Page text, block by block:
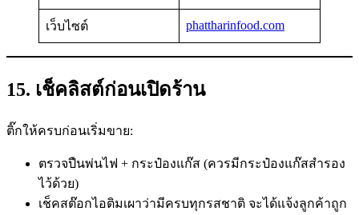
เว็บไซต์ phattharinfood.com
15. เช็คลิสต์ก่อนเปิดร้าน
ติ๊กให้ครบก่อนเริ่มขาย:
ตรวจปืนพ่นไฟ + กระป๋องแก๊ส (ควรมีกระป๋องแก๊สสำรอง
ไว้ด้วย)
เช็คสต๊อกไอติมเผาว่ามีครบทุกรสชาติ จะได้แจ้งลูกค้าถูก